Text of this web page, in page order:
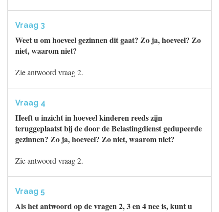
Vraag 3
Weet u om hoeveel gezinnen dit gaat? Zo ja, hoeveel? Zo
niet, waarom niet?
Zie antwoord vraag 2.
Vraag 4
Heeft u inzicht in hoeveel kinderen reeds zijn
teruggeplaatst bij de door de Belastingdienst gedupeerde
gezinnen? Zo ja, hoeveel? Zo niet, waarom niet?
Zie antwoord vraag 2.
Vraag 5
Als het antwoord op de vragen 2, 3 en 4 nee is, kunt u